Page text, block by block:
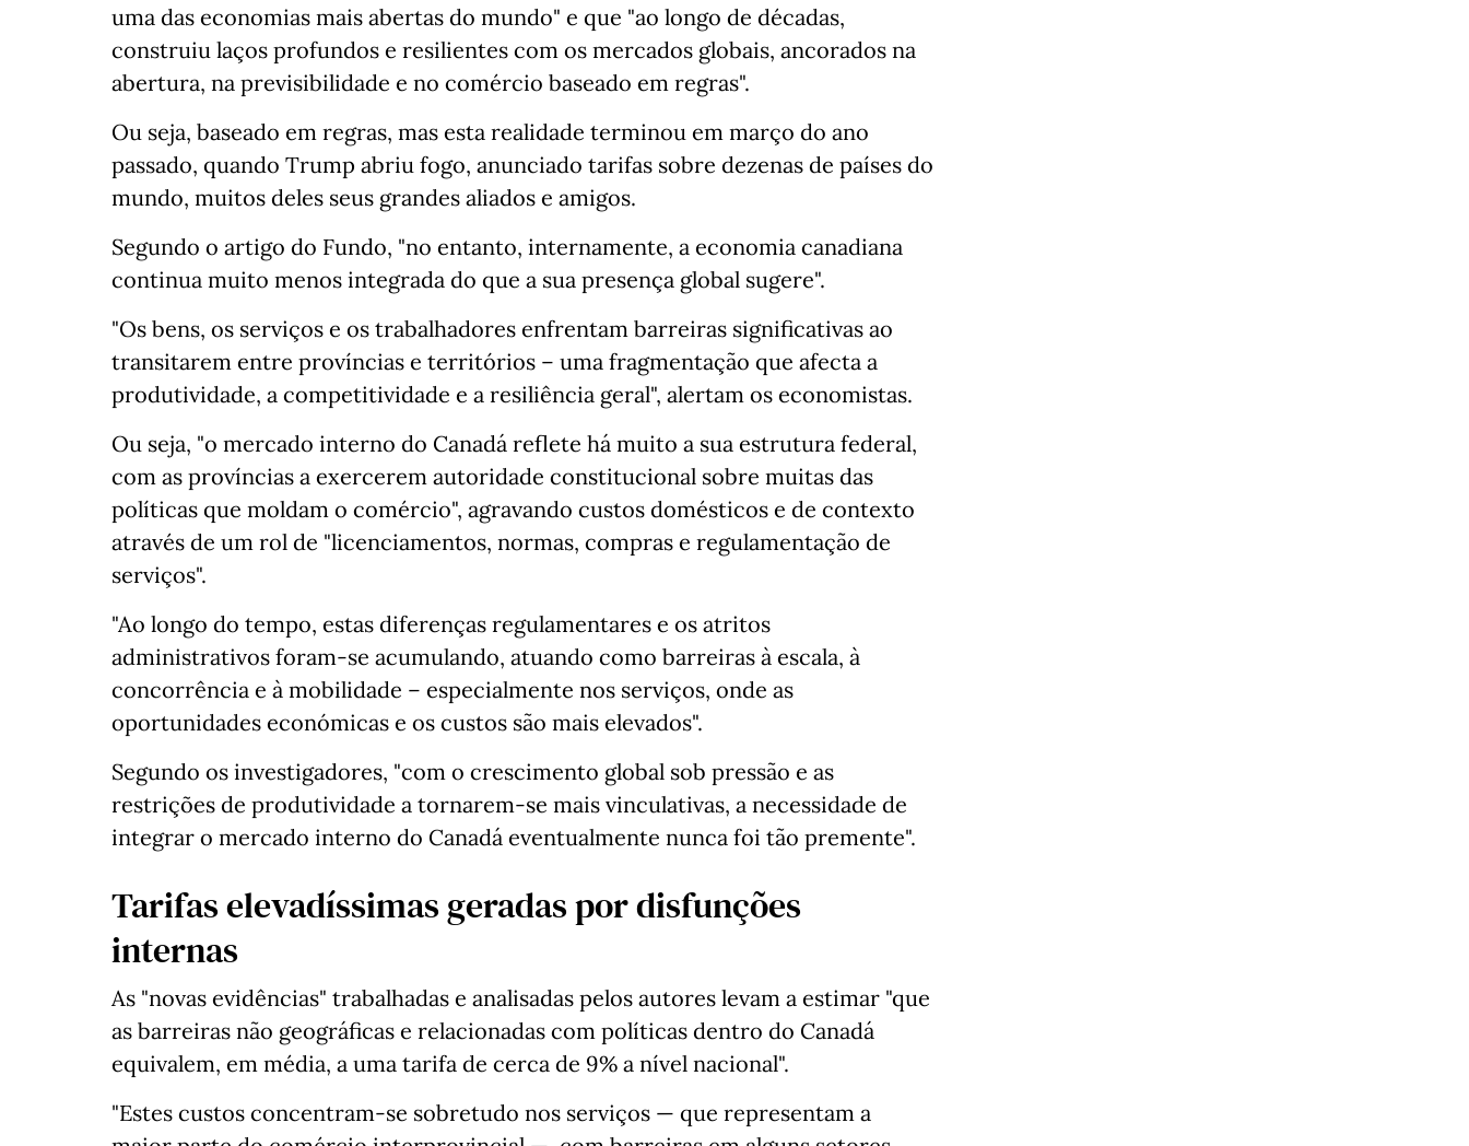
uma das economias mais abertas do mundo" e que "ao longo de décadas,
construiu laços profundos e resilientes com os mercados globais, ancorados na
abertura, na previsibilidade e no comércio baseado em regras".
Ou seja, baseado em regras, mas esta realidade terminou em março do ano
passado, quando Trump abriu fogo, anunciado tarifas sobre dezenas de países do
mundo, muitos deles seus grandes aliados e amigos.
Segundo o artigo do Fundo, "no entanto, internamente, a economia canadiana
continua muito menos integrada do que a sua presença global sugere".
"Os bens, os serviços e os trabalhadores enfrentam barreiras significativas ao
transitarem entre províncias e territórios – uma fragmentação que afecta a
produtividade, a competitividade e a resiliência geral", alertam os economistas.
Ou seja, "o mercado interno do Canadá reflete há muito a sua estrutura federal,
com as províncias a exercerem autoridade constitucional sobre muitas das
políticas que moldam o comércio", agravando custos domésticos e de contexto
através de um rol de "licenciamentos, normas, compras e regulamentação de
serviços".
"Ao longo do tempo, estas diferenças regulamentares e os atritos
administrativos foram-se acumulando, atuando como barreiras à escala, à
concorrência e à mobilidade – especialmente nos serviços, onde as
oportunidades económicas e os custos são mais elevados".
Segundo os investigadores, "com o crescimento global sob pressão e as
restrições de produtividade a tornarem-se mais vinculativas, a necessidade de
integrar o mercado interno do Canadá eventualmente nunca foi tão premente".
Tarifas elevadíssimas geradas por disfunções
internas
As "novas evidências" trabalhadas e analisadas pelos autores levam a estimar "que
as barreiras não geográficas e relacionadas com políticas dentro do Canadá
equivalem, em média, a uma tarifa de cerca de 9% a nível nacional".
"Estes custos concentram-se sobretudo nos serviços — que representam a